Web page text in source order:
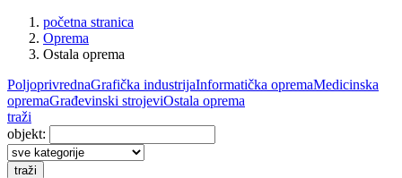
početna stranica
Oprema
Ostala oprema
PoljoprivrednaGrafička industrijaInformatička opremaMedicinska
opremaGrađevinski strojeviOstala oprema
traži
objekt:
traži